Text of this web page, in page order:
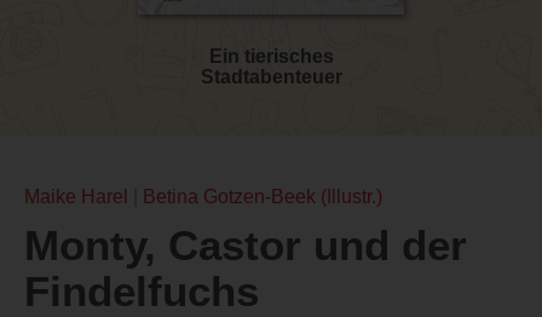
Ein tierisches
Stadtabenteuer
Maike Harel Betina Gotzen-Beek (Illustr.)
Monty, Castor und der
Findelfuchs